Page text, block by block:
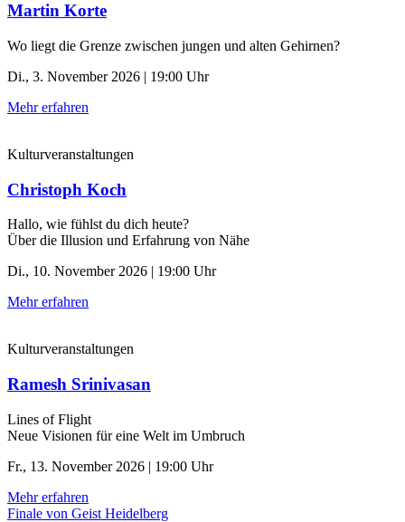
Martin Korte
Wo liegt die Grenze zwischen jungen und alten Gehirnen?
Di., 3. November 2026 | 19:00 Uhr
Mehr erfahren
Kulturveranstaltungen
Christoph Koch
Hallo, wie fühlst du dich heute?
Über die Illusion und Erfahrung von Nähe
Di., 10. November 2026 | 19:00 Uhr
Mehr erfahren
Kulturveranstaltungen
Ramesh Srinivasan
Lines of Flight
Neue Visionen für eine Welt im Umbruch
Fr., 13. November 2026 | 19:00 Uhr
Mehr erfahren
Finale von Geist Heidelberg